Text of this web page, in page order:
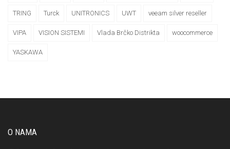
TRING Turck UNITRONICS UWT veeam silver reseller
VIPA VISION SISTEMI Vlada Brčko Distrikta woocommerce
YASKAWA
O NAMA